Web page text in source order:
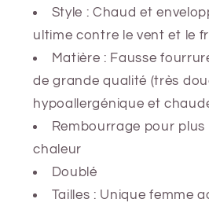
Style : Chaud et
ultime contre le vent et le
Matière : Fausse
de grande qualité (très
hypoallergénique et
Rembourrage pour
chaleur
Doublé
Tailles : Unique femme